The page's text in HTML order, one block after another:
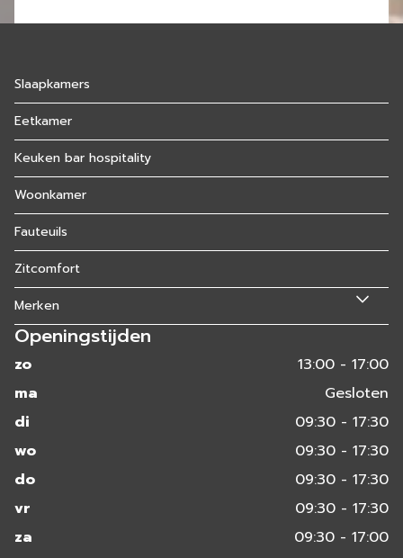
Slaapkamers
Eetkamer
Keuken bar hospitality
Woonkamer
Fauteuils
Zitcomfort
Merken
Openingstijden
zo
13:00 - 17:00
ma
Gesloten
di
09:30 - 17:30
wo
09:30 - 17:30
do
09:30 - 17:30
vr
09:30 - 17:30
za
09:30 - 17:00